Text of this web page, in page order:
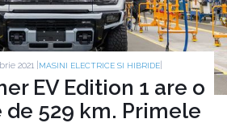
2021 | MASINI ELECTRICE SI HIBRIDE|
EV Edition 1 are o
529 km. Primele